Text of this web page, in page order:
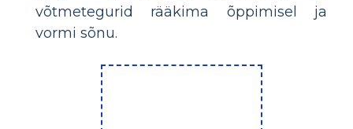
võtmetegurid rääkima õppimisel ja
vormi sõnu.